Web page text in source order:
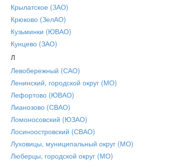
Крылатское (ЗАО)
Крюково (ЗелАО)
Кузьминки (ЮВАО)
Кунцево (ЗАО)
Л
Левобережный (САО)
Ленинский, городской округ (МО)
Лефортово (ЮВАО)
Лианозово (СВАО)
Ломоносовский (ЮЗАО)
Лосиноостровский (СВАО)
Луховицы, муниципальный округ (МО)
Люберцы, городской округ (МО)